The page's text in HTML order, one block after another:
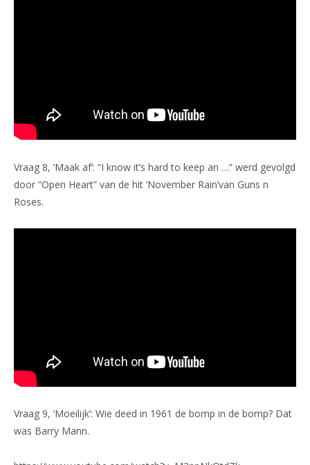
Vraag 8, ‘Maak af’: “I know it’s hard to keep an …” werd gevolgd
door “Open Heart” van de hit ‘November Rain’van Guns n
Roses.
Vraag 9, ‘Moeilijk’: Wie deed in 1961 de bomp in de bomp? Dat
was Barry Mann.